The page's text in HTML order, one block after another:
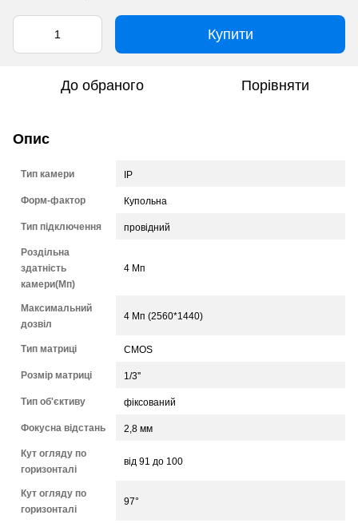
Купити
До обраного Порівняти
Опис
Тип камери IP
Форм-фактор Купольна
Тип підключення провідний
Роздільна
здатність
камери(Мп)
4 Мп
Максимальний
дозвіл
4 Мп (2560*1440)
Тип матриці CMOS
Розмір матриці 1/3''
Тип об'єктиву фіксований
Фокусна відстань 2,8 мм
Кут огляду по
горизонталі
від 91 до 100
Кут огляду по
горизонталі
97°